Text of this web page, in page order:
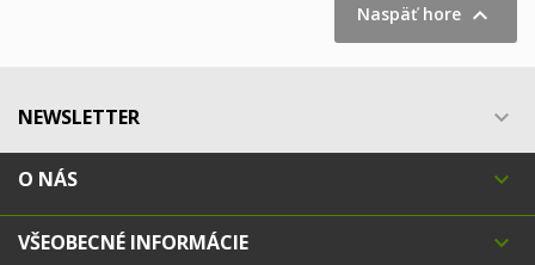
Naspäť hore 
NEWSLETTER 
O NÁS 
VŠEOBECNÉ INFORMÁCIE 